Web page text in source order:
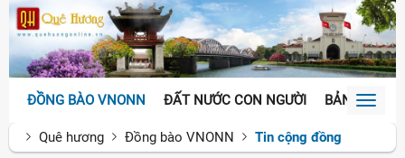
ĐỒNG BÀO VNONN ĐẤT NƯỚC CON NGƯỜI BẢN SẮCToggle
Quê hương
Đồng bào VNONN Tin cộng đồng